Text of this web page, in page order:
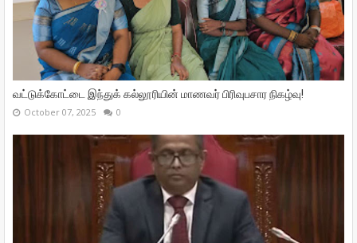
வட்டுக்கோட்டை இந்துக் கல்லூரியின் மாணவர் பிரிவுபசார நிகழ்வு!
October 07, 2025 0